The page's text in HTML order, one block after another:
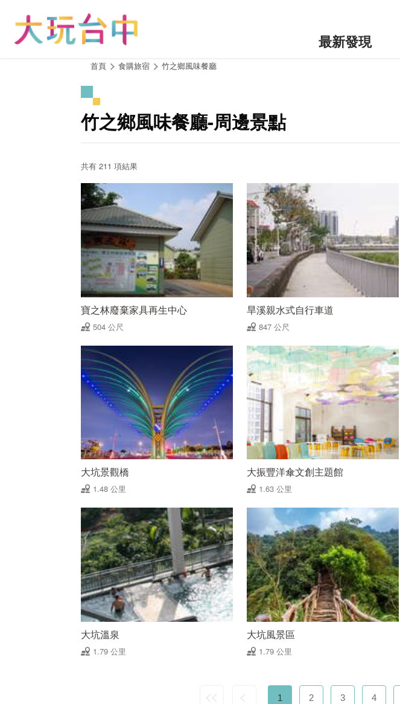
最新發現
首頁 食購旅宿 竹之鄉風味餐廳
竹之鄉風味餐廳-周邊景點
共有 211 項結果
寶之林廢棄家具再生中心
504 公尺
旱溪親水式自行車道
847 公尺
大坑景觀橋
1.48 公里
大振豐洋傘文創主題館
1.63 公里
大坑溫泉
1.79 公里
大坑風景區
1.79 公里
1 2 3 4